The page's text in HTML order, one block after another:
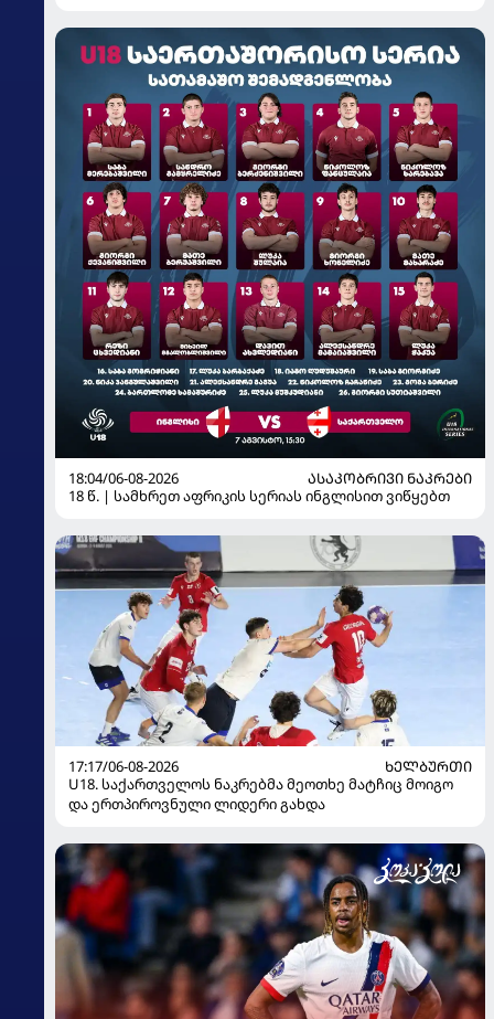
18:04/06-08-2026
ᲐᲡᲐᲙᲝᲑᲠᲘᲕᲘ ᲜᲐᲙᲠᲔᲑᲘ
18 წ. | სამხრეთ აფრიკის სერიას ინგლისით ვიწყებთ
17:17/06-08-2026
ᲮᲔᲚᲑᲣᲠᲗᲘ
U18. საქართველოს ნაკრებმა მეოთხე მატჩიც მოიგო
და ერთპიროვნული ლიდერი გახდა